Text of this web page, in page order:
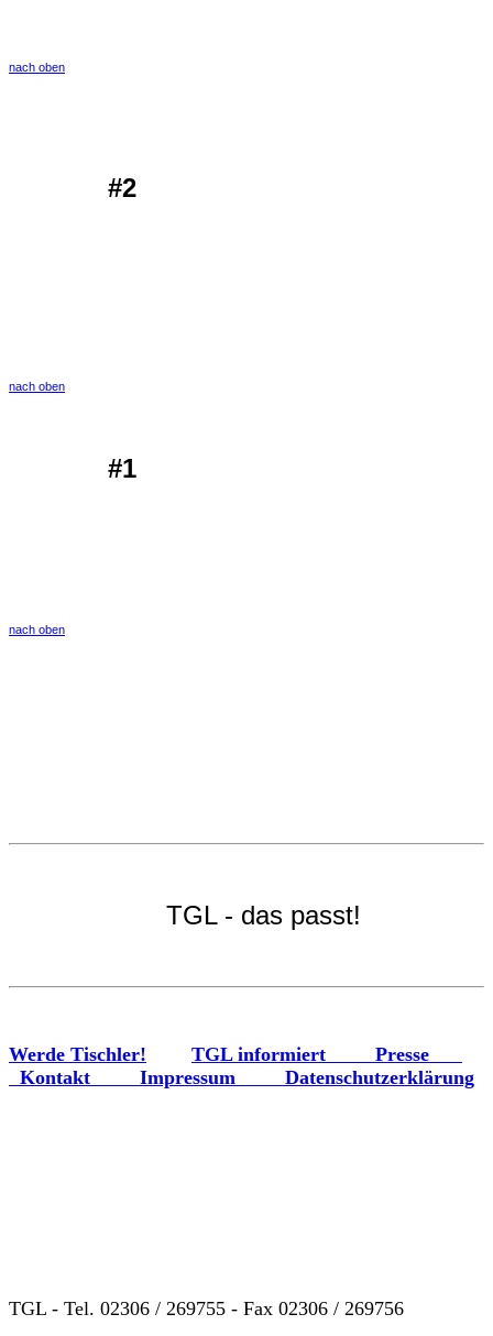
nach oben
#2
nach oben
#1
nach oben
TGL - das passt!
Werde Tischler! TGL informiert Presse
Kontakt Impressum Datenschutzerklärung
TGL - Tel. 02306 / 269755 - Fax 02306 / 269756